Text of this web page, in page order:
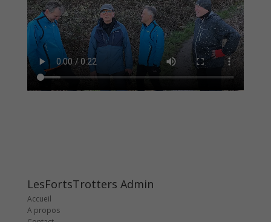
LesFortsTrotters Admin
Accueil
A propos